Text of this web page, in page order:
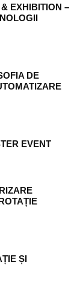
EXHIBITION –
DE
EVENT
ȘI